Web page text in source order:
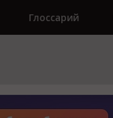
Глоссарий